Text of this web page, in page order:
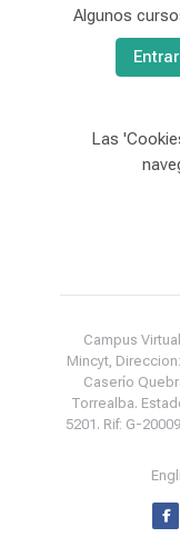
Algunos
Las
Campus
Mincyt,
Caserío
Torrealba.
5201. Rif: G-